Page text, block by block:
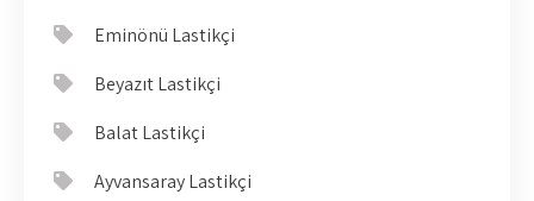
Eminönü Lastikçi
Beyazıt Lastikçi
Balat Lastikçi
Ayvansaray Lastikçi